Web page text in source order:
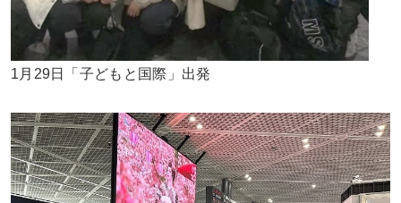
1月29日「子どもと国際」出発